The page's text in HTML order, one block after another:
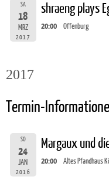
SA
18
MRZ
2017
shraeng plays
20:00 Offenburg
2017
Termin-
SO
24
JAN
2016
Margaux und
20:00 Altes Pfandhaus